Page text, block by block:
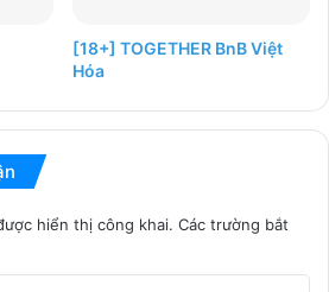
[18+] TOGETHER BnB Việt
Hóa
hiển thị công khai. Các trường bắt